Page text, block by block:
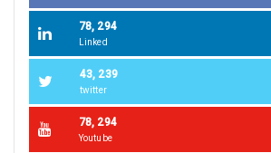
78, 294
Linked
43, 239
twitter
78, 294
Youtube